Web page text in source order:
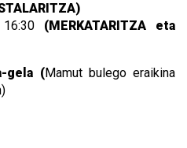
(MERKATARITZA eta
gela (Mamut bulego eraikina